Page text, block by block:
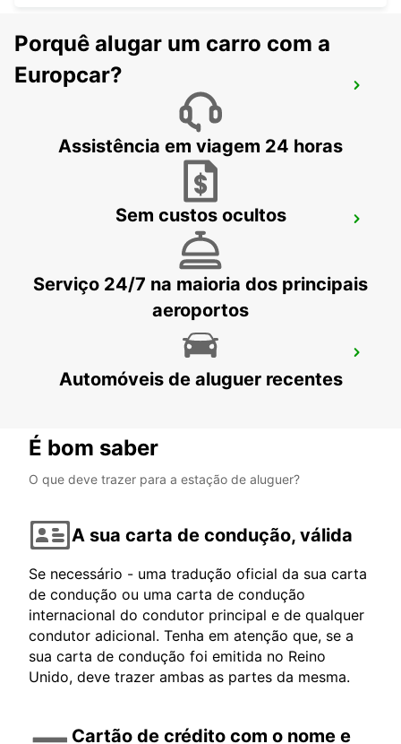
DARTFORD
DARTFORD - UNITED KINGDOM
LONDRES ESTAÇÃO KINGS CROSS
LONDON - UNITED KINGDOM
LONDRES ESTAÇÃO ST PANCRAS
LONDON - UNITED KINGDOM
Porquê alugar um carro com a
Europcar?
Assistência em viagem 24 horas
Sem custos ocultos
Serviço 24/7 na maioria dos principais
aeroportos
Automóveis de aluguer recentes
É bom saber
O que deve trazer para a estação de aluguer?
A sua carta de condução, válida
Se necessário - uma tradução oficial da sua carta
de condução ou uma carta de condução
internacional do condutor principal e de qualquer
condutor adicional. Tenha em atenção que, se a
sua carta de condução foi emitida no Reino
Unido, deve trazer ambas as partes da mesma.
Cartão de crédito com o nome e